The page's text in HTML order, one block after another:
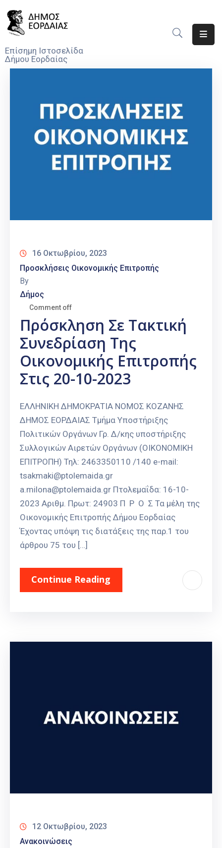
Επίσημη Ιστοσελίδα
Δήμου Εορδαίας
Ο
Υπηρεσίες
Προσκλήσεις
16 Οκτωβρίου, 2023
Προσκλήσεις Οικονομικής Επιτροπής
By
Δήμος
Comment off
Πρόσκληση Σε Τακτική
Συνεδρίαση Της
Οικονομικής Επιτροπής
Στις 20-10-2023
ΕΛΛΗΝΙΚΗ ΔΗΜΟΚΡΑΤΙΑ ΝΟΜΟΣ ΚΟΖΑΝΗΣ
ΔΗΜΟΣ ΕΟΡΔΑΙΑΣ Τμήμα Υποστήριξης
Πολιτικών Οργάνων Γρ. Δ/κης υποστήριξης
Συλλογικών Αιρετών Οργάνων (ΟΙΚΟΝΟΜΙΚΗ
ΕΠΙΤΡΟΠΗ) Τηλ: 2463350110 /140 e-mail:
tsakmaki@ptolemaida.gr
a.milona@ptolemaida.gr Πτολεμαΐδα: 16-10-
2023 Αριθμ. Πρωτ: 24903 Π Ρ Ο Σ Τα μέλη της
Οικονομικής Επιτροπής Δήμου Εορδαίας
Έχοντας υπόψη τις διατάξεις της παρ.1 του
άρθρου 75 του […]
Continue Reading
12 Οκτωβρίου, 2023
Ανακοινώσεις